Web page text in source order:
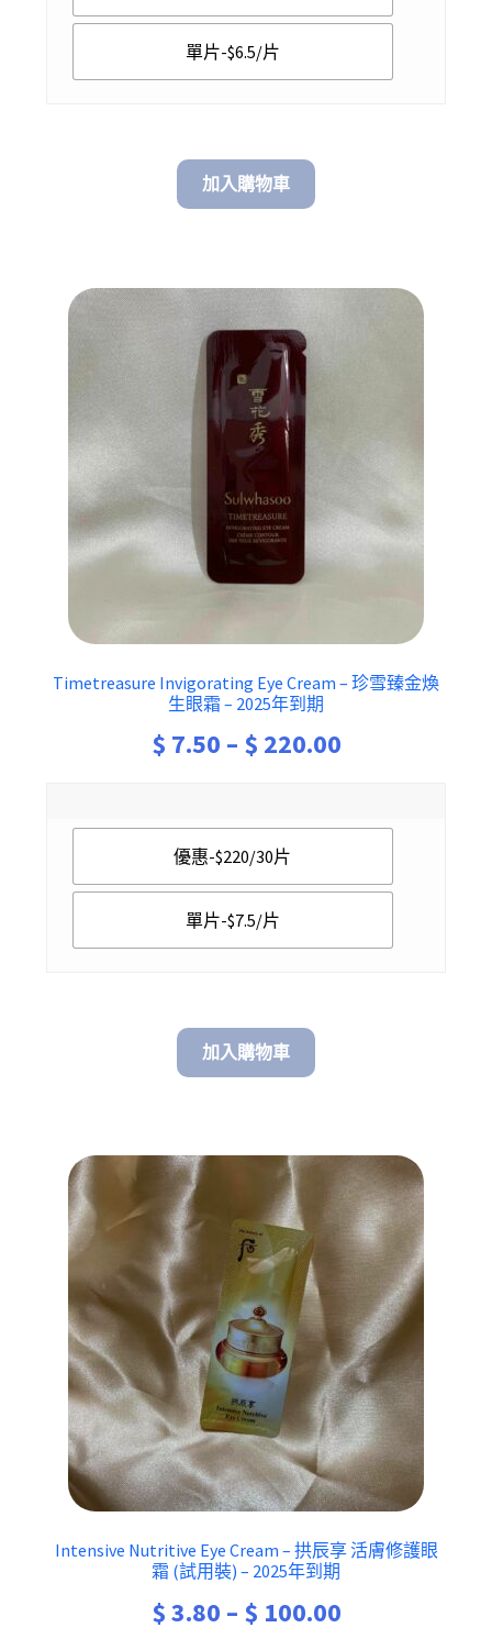
單片-$6.5/片
加入購物車
Timetreasure Invigorating Eye Cream – 珍雪臻金煥
生眼霜 – 2025年到期
$ 7.50 – $ 220.00Price
$ 7.50
優惠-$220/30片
單片-$7.5/片
加入購物車
Intensive Nutritive Eye Cream – 拱辰享 活膚修護眼
霜 (試用裝) – 2025年到期
$3.80 – $ 100.00Price